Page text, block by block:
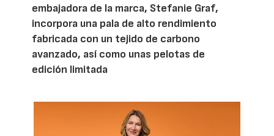
embajadora de la marca, Stefanie Graf,
incorpora una pala de alto rendimiento
fabricada con un tejido de carbono
avanzado, así como unas pelotas de
edición limitada